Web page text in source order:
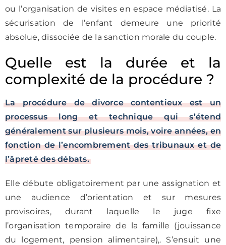
ou l’organisation de visites en espace médiatisé. La
sécurisation de l’enfant demeure une priorité
absolue, dissociée de la sanction morale du couple.
Quelle est la durée et la
complexité de la procédure ?
La procédure de divorce contentieux est un
processus long et technique qui s’étend
généralement sur plusieurs mois, voire années, en
fonction de l’encombrement des tribunaux et de
l’âpreté des débats.
Elle débute obligatoirement par une assignation et
une audience d’orientation et sur mesures
provisoires, durant laquelle le juge fixe
l’organisation temporaire de la famille (jouissance
du logement, pension alimentaire),. S’ensuit une